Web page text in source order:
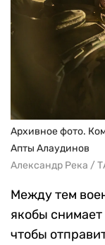
Архивное фото.
Апты Алаудинов
Александр Река /
Между тем
якобы
чтобы